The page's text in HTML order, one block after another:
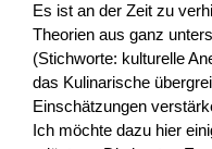
Es ist an der Zeit zu
Theorien aus ganz
(Stichworte: kulturelle
das Kulinarische
Einschätzungen
Ich möchte dazu hier